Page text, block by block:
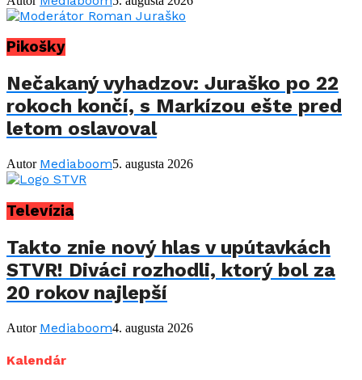
Pikošky
Nečakaný vyhadzov: Juraško po 22
rokoch končí, s Markízou ešte pred
letom oslavoval
Autor Mediaboom5. augusta 2026
Televízia
Takto znie nový hlas v upútavkách
STVR! Diváci rozhodli, ktorý bol za
20 rokov najlepší
Autor Mediaboom4. augusta 2026
Kalendár